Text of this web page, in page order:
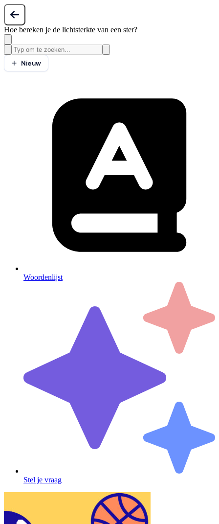
Hoe bereken je de lichtsterkte van een ster?
Nieuw
Woordenlijst
Stel je vraag